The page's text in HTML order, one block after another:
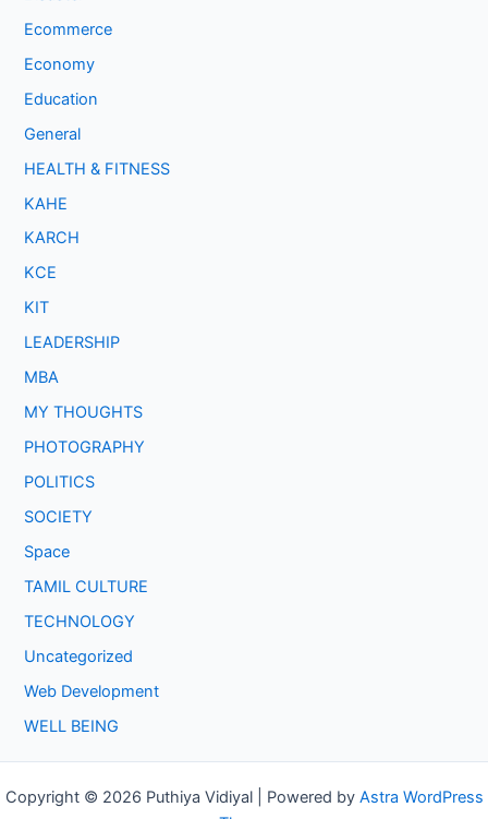
Ecommerce
Economy
Education
General
HEALTH & FITNESS
KAHE
KARCH
KCE
KIT
LEADERSHIP
MBA
MY THOUGHTS
PHOTOGRAPHY
POLITICS
SOCIETY
Space
TAMIL CULTURE
TECHNOLOGY
Uncategorized
Web Development
WELL BEING
Copyright © 2026 Puthiya Vidiyal | Powered by Astra WordPress